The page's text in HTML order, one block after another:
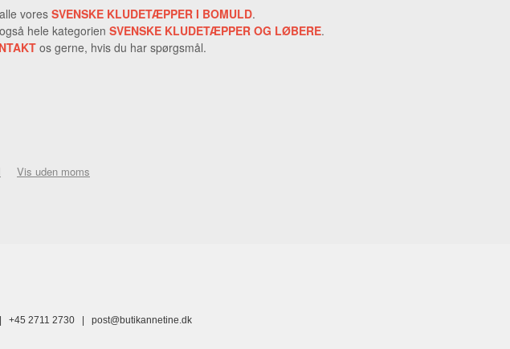
voresSVENSKE KLUDETÆPPER I BOMULD.
hele kategorien SVENSKE KLUDETÆPPER OG LØBERE.
os gerne, hvis du har spørgsmål.
Vis uden moms
+45 2711 2730 | post@butikannetine.dk